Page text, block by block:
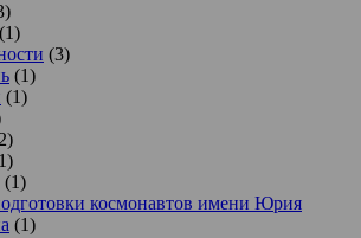
(1)
(3)
(1)
(1)
(1)
космонавтов имени Юрия
(1)